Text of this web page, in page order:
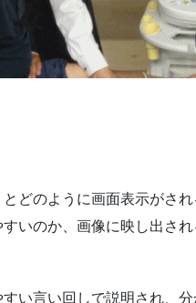
どのように画面表示がさ
いのか、画像に映し出さ
い言い回しで説明され、分